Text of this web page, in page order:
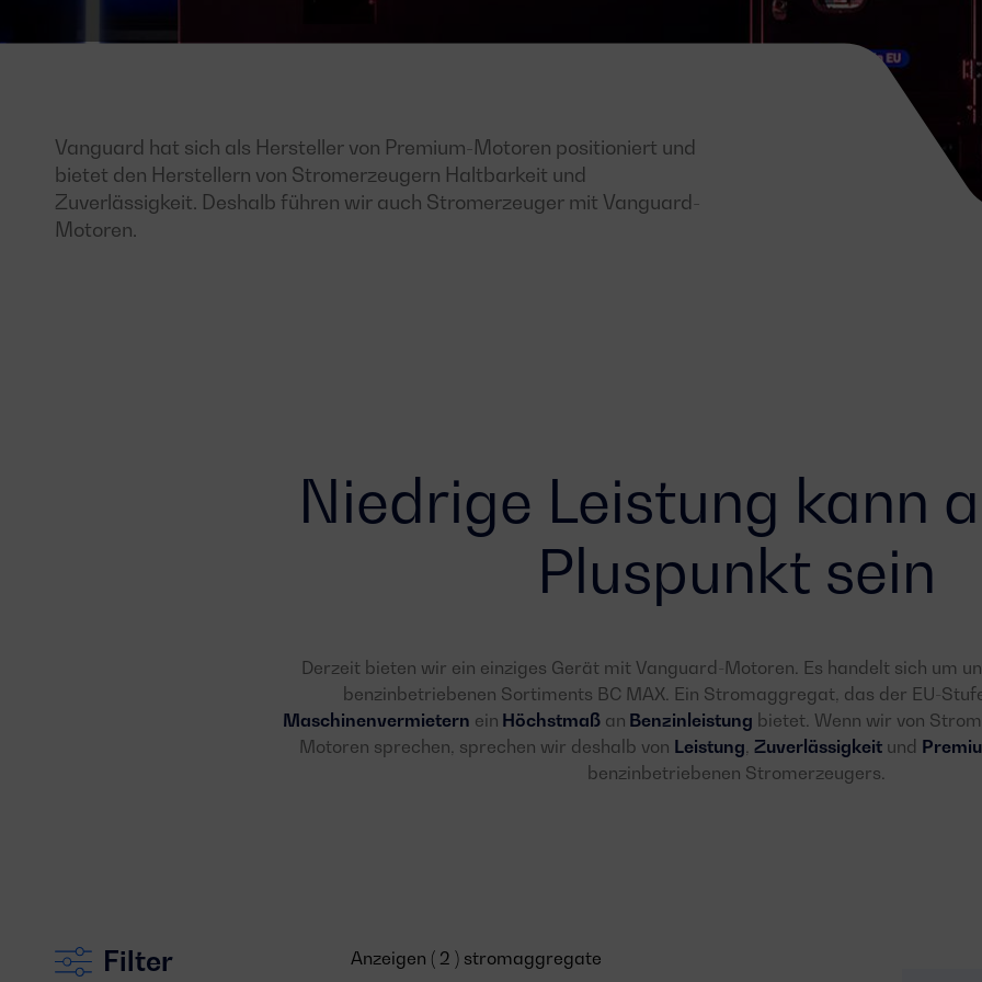
Vanguard hat sich als Hersteller von Premium-Motoren positioniert und
bietet den Herstellern von Stromerzeugern Haltbarkeit und
Zuverlässigkeit. Deshalb führen wir auch Stromerzeuger mit Vanguard-
Motoren.
Niedrige Leistung kann
Pluspunkt sein
Derzeit bieten wir ein einziges Gerät mit Vanguard-Motoren. Es handelt sich um
benzinbetriebenen Sortiments BC MAX. Ein Stromaggregat, das der EU-
Maschinenvermietern ein Höchstmaßan Benzinleistung bietet. Wenn wir von
Motoren sprechen, sprechen wir deshalb von Leistung, Zuverlässigkeit und
benzinbetriebenen Stromerzeugers.
Filter Anzeigen ( 2 ) stromaggregate